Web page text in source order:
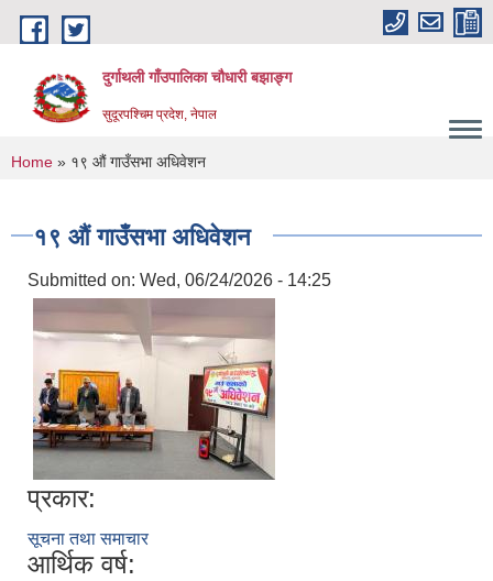
Skip to main content
दुर्गाथली गाँउपालिका चौधारी बझाङ्ग
सुदूरपश्चिम प्रदेश, नेपाल
You are here
Home » १९ औं गाउँसभा अधिवेशन
१९ औं गाउँसभा अधिवेशन
Submitted on: Wed, 06/24/2026 - 14:25
प्रकार:
सूचना तथा समाचार
आर्थिक वर्ष: